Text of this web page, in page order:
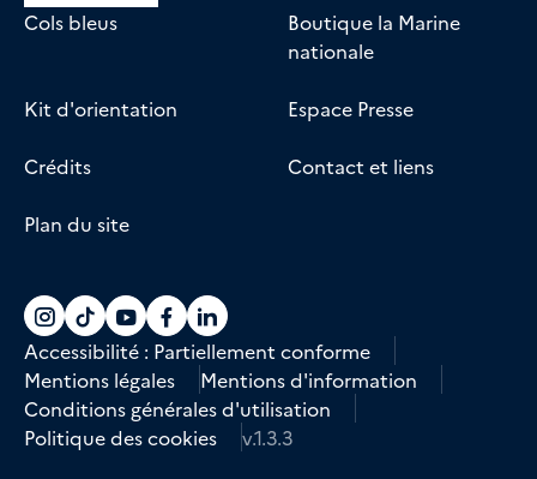
Cols bleus
Boutique la Marine
nationale
Kit d'orientation Espace Presse
Crédits Contact et liens
Plan du site
Accéder au compte La marine recrute
Accéder au compte La marine recrute
Accéder au compte La marine
Accéder au compte La marine
Accéder au compte La
Accessibilité : Partiellement conforme
Mentions légales
Mentions d'information
Conditions générales d'utilisation
Politique des cookies
v.1.3.3